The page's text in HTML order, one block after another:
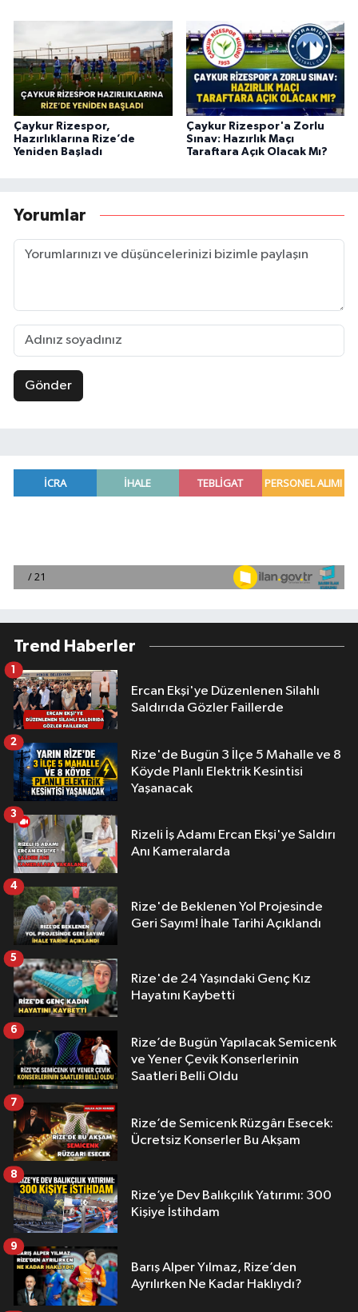
Çaykur Rizespor,
Hazırlıklarına Rize’de
Yeniden Başladı
Çaykur Rizespor'a Zorlu
Sınav: Hazırlık Maçı
Taraftara Açık Olacak Mı?
Yorumlar
Gönder
Trend Haberler
Ercan Ekşi'ye Düzenlenen Silahlı
Saldırıda Gözler Faillerde
1
Rize'de Bugün 3 İlçe 5 Mahalle ve 8
Köyde Planlı Elektrik Kesintisi
Yaşanacak
2
Rizeli İş Adamı Ercan Ekşi'ye Saldırı
Anı Kameralarda
3
Rize'de Beklenen Yol Projesinde
Geri Sayım! İhale Tarihi Açıklandı
4
Rize'de 24 Yaşındaki Genç Kız
Hayatını Kaybetti
5
Rize’de Bugün Yapılacak Semicenk
ve Yener Çevik Konserlerinin
Saatleri Belli Oldu
6
Rize’de Semicenk Rüzgârı Esecek:
Ücretsiz Konserler Bu Akşam
7
Rize’ye Dev Balıkçılık Yatırımı: 300
Kişiye İstihdam
8
Barış Alper Yılmaz, Rize’den
Ayrılırken Ne Kadar Haklıydı?
9